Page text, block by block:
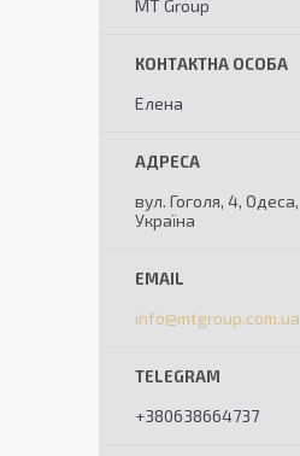
MT Group
Елена
вул. Гоголя, 4, Одеса,
Україна
info@mtgroup.com.ua
+380638664737